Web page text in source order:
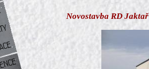
Novostavba RD Jaktař